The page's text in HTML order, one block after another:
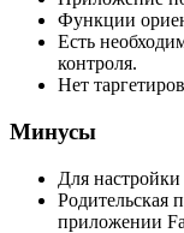
Функции
Есть
контроля.
Нет
Минусы
Для настройки
Родительская
приложении